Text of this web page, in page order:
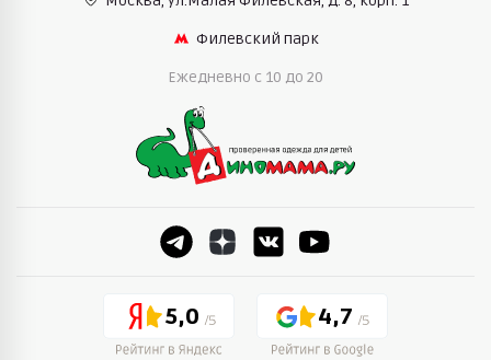
Филевский парк
Ежедневно c 10 до 20
5,0 4,7